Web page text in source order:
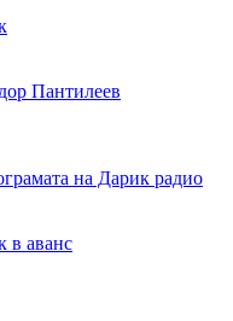
Пантилеев
на Дарик радио
в аванс